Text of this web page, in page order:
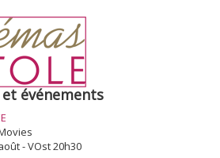
et événements
- VOst 20h30